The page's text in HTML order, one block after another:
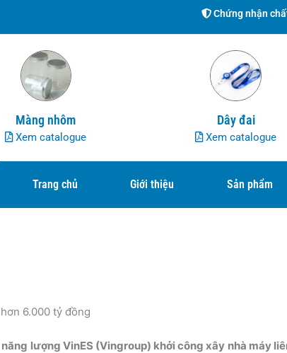
Chứng nhận
Màng nhôm
Xem catalogue
Dây đai
Xem catalogue
Trang chủ Giới thiệu Sản phẩm
6.000 tỷ đồng
lượng VinES (Vingroup) khởi công xây nhà máy